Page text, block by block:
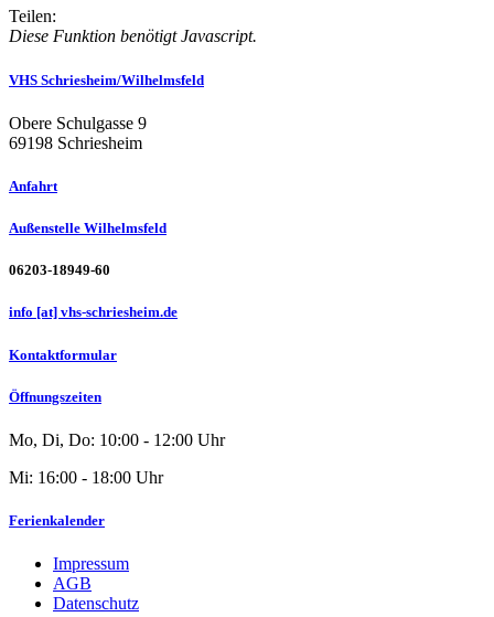
Teilen:
Diese Funktion benötigt Javascript.
VHS Schriesheim/Wilhelmsfeld
Obere Schulgasse 9
69198 Schriesheim
Anfahrt
Außenstelle Wilhelmsfeld
06203-18949-60
info [at] vhs-schriesheim.de
Kontaktformular
Öffnungszeiten
Mo, Di, Do: 10:00 - 12:00 Uhr
Mi: 16:00 - 18:00 Uhr
Ferienkalender
Impressum
AGB
Datenschutz